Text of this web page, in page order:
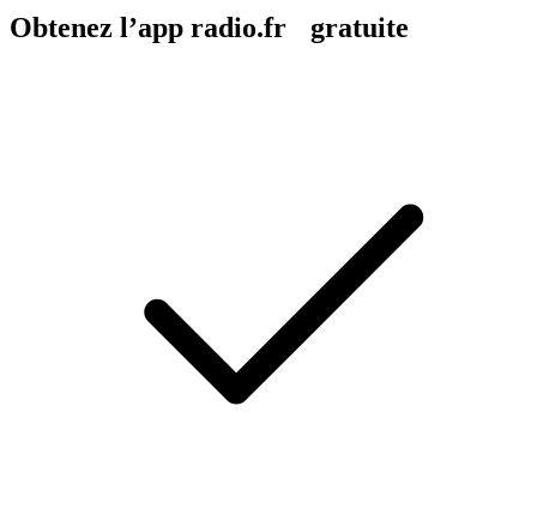
Obtenez l’app radio.fr gratuite